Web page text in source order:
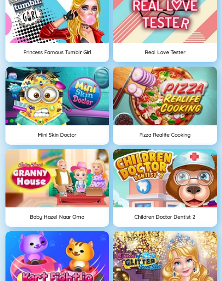
Princess Famous Tumblr Girl Real Love Tester
Mini Skin Doctor Pizza Realife Cooking
Baby Hazel Naar Oma Children Doctor Dentist 2